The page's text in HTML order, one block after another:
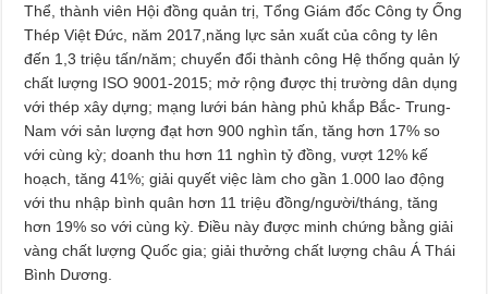
Thể, thành viên Hội đồng quản trị, Tổng Giám đốc Công ty Ống
Thép Việt Đức, năm 2017,năng lực sản xuất của công ty lên
đến 1,3 triệu tấn/năm; chuyển đổi thành công Hệ thống quản lý
chất lượng ISO 9001-2015; mở rộng được thị trường dân dụng
với thép xây dựng; mạng lưới bán hàng phủ khắp Bắc- Trung-
Nam với sản lượng đạt hơn 900 nghìn tấn, tăng hơn 17% so
với cùng kỳ; doanh thu hơn 11 nghìn tỷ đồng, vượt 12% kế
hoạch, tăng 41%; giải quyết việc làm cho gần 1.000 lao động
với thu nhập bình quân hơn 11 triệu đồng/người/tháng, tăng
hơn 19% so với cùng kỳ. Điều này được minh chứng bằng giải
vàng chất lượng Quốc gia; giải thưởng chất lượng châu Á Thái
Bình Dương.